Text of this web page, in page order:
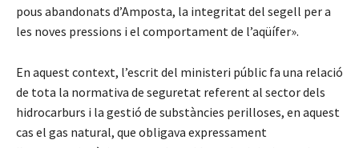
pous abandonats d’Amposta, la integritat del segell per a
les noves pressions i el comportament de l’aqüífer».
En aquest context, l’escrit del ministeri públic fa una relació
de tota la normativa de seguretat referent al sector dels
hidrocarburs i la gestió de substàncies perilloses, en aquest
cas el gas natural, que obligava expressament